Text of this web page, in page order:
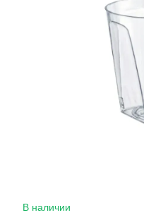
В наличии